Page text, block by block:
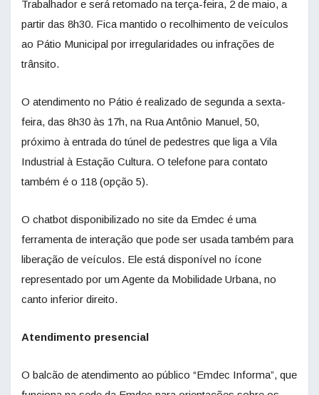
Trabalhador e será retomado na terça-feira, 2 de maio, a
partir das 8h30. Fica mantido o recolhimento de veículos
ao Pátio Municipal por irregularidades ou infrações de
trânsito.
O atendimento no Pátio é realizado de segunda a sexta-
feira, das 8h30 às 17h, na Rua Antônio Manuel, 50,
próximo à entrada do túnel de pedestres que liga a Vila
Industrial à Estação Cultura. O telefone para contato
também é o 118 (opção 5).
O chatbot disponibilizado no site da Emdec é uma
ferramenta de interação que pode ser usada também para
liberação de veículos. Ele está disponível no ícone
representado por um Agente da Mobilidade Urbana, no
canto inferior direito.
Atendimento presencial
O balcão de atendimento ao público “Emdec Informa”, que